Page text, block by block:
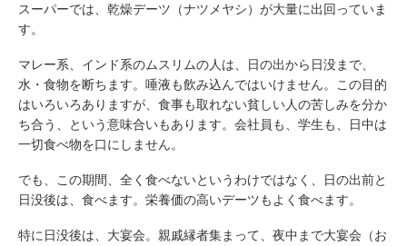
スーパーでは、乾燥デーツ（ナツメヤシ）が大量に出回っていま
す。
マレー系、インド系のムスリムの人は、日の出から日没まで、
水・食物を断ちます。唾液も飲み込んではいけません。この目的
はいろいろありますが、食事も取れない貧しい人の苦しみを分か
ち合う、という意味合いもあります。会社員も、学生も、日中は
一切食べ物を口にしません。
でも、この期間、全く食べないというわけではなく、日の出前と
日没後は、食べます。栄養価の高いデーツもよく食べます。
特に日没後は、大宴会。親戚縁者集まって、夜中まで大宴会（お